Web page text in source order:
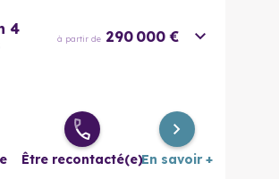
4
à partir de 290 000 €
Être recontacté(e)En savoir +